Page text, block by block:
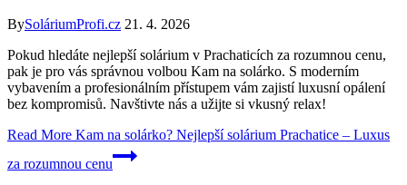
BySoláriumProfi.cz 21. 4. 2026
Pokud hledáte nejlepší solárium v Prachaticích za rozumnou cenu,
pak je pro vás správnou volbou Kam na solárko. S moderním
vybavením a profesionálním přístupem vám zajistí luxusní opálení
bez kompromisů. Navštivte nás a užijte si vkusný relax!
Read More Kam na solárko? Nejlepší solárium Prachatice – Luxus
za rozumnou cenu